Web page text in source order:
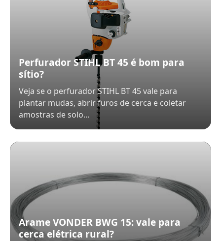
Perfurador STIHL BT 45 é bom para
sítio?
Veja se o perfurador STIHL BT 45 vale para
plantar mudas, abrir furos de cerca e coletar
amostras de solo…
Arame VONDER BWG 15: vale para
cerca elétrica rural?